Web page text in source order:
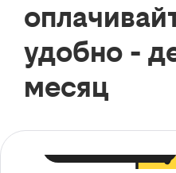
удобно -
месяц